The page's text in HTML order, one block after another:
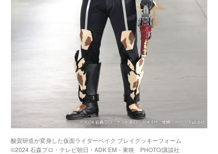
酸賀研造が変身した仮面ライダーベイク ブレイクッキーフォーム
©2024 石森プロ・テレビ朝日・ADK EM・東映 PHOTO/講談社